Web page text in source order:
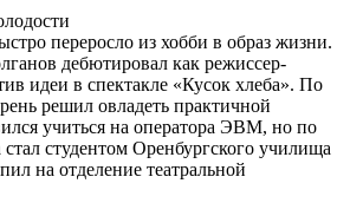
переросло из хобби в образ жизни.
дебютировал как режиссер-
идеи в спектакле «Кусок хлеба». По
решил овладеть практичной
учиться на оператора ЭВМ, но по
студентом Оренбургского училища
на отделение театральной